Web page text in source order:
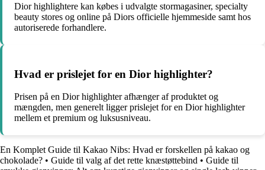
Dior highlightere kan købes i udvalgte stormagasiner, specialty
beauty stores og online på Diors officielle hjemmeside samt hos
autoriserede forhandlere.
Hvad er prislejet for en Dior highlighter?
Prisen på en Dior highlighter afhænger af produktet og
mængden, men generelt ligger prislejet for en Dior highlighter
mellem et premium og luksusniveau.
En Komplet Guide til Kakao Nibs: Hvad er forskellen på kakao og
chokolade? • Guide til valg af det rette knæstøttebind • Guide til